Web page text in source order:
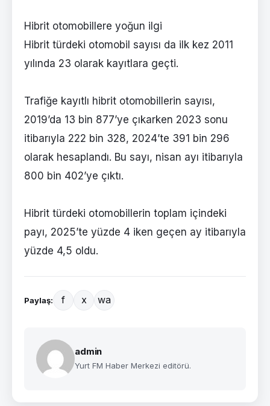
Hibrit otomobillere yoğun ilgi
Hibrit türdeki otomobil sayısı da ilk kez 2011
yılında 23 olarak kayıtlara geçti.
Trafiğe kayıtlı hibrit otomobillerin sayısı,
2019’da 13 bin 877’ye çıkarken 2023 sonu
itibarıyla 222 bin 328, 2024’te 391 bin 296
olarak hesaplandı. Bu sayı, nisan ayı itibarıyla
800 bin 402’ye çıktı.
Hibrit türdeki otomobillerin toplam içindeki
payı, 2025’te yüzde 4 iken geçen ay itibarıyla
yüzde 4,5 oldu.
Paylaş: f x wa
admin
Yurt FM Haber Merkezi editörü.